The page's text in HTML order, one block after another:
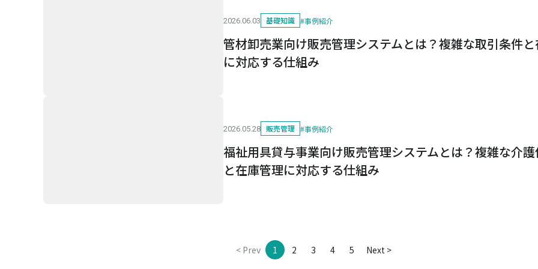
2026.06.03 基礎知識 #事例紹介
管材卸売業向け販売管理システムとは？複雑な取引条件
に対応する仕組み
2026.05.28 販売管理 #事例紹介
福祉用具貸与事業向け販売管理システムとは？複雑な介
と在庫管理に対応する仕組み
< Prev 1 2 3 4 5 Next >